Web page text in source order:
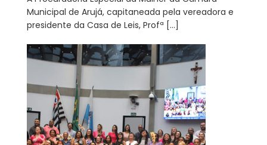
Municipal de Arujá, capitaneada pela vereadora e
presidente da Casa de Leis, Profª […]